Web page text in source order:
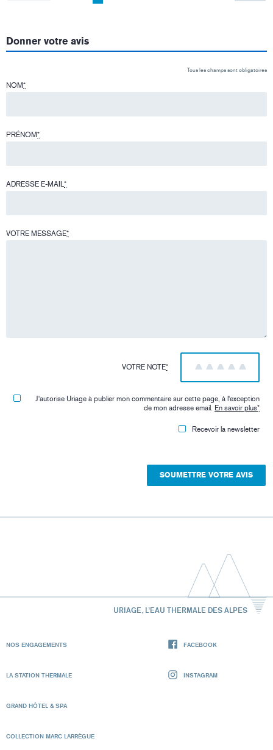
Donner votre avis
Tous les champs sont obligatoires
NOM*
PRÉNOM*
ADRESSE E-MAIL*
VOTRE MESSAGE*
VOTRE NOTE* 5
4
3
2
1
J'autorise Uriage à publier mon commentaire sur cette page, à l'exception
de mon adresse email. En savoir plus*
Recevoir la newsletter
URIAGE, L'EAU THERMALE DES ALPES
NOS ENGAGEMENTS
LA STATION THERMALE
GRAND HÔTEL & SPA
COLLECTION MARC LARRÈGUE
FACEBOOK
INSTAGRAM